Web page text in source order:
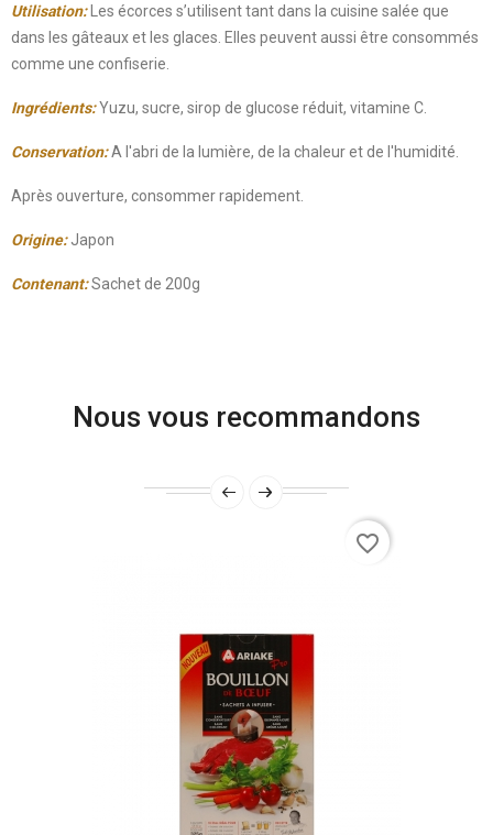
Utilisation:Les écorces s’utilisent tant dans la cuisine salée que
dans les gâteaux et les glaces. Elles peuvent aussi être consommés
comme une confiserie.
Ingrédients:Yuzu, sucre, sirop de glucose réduit, vitamine C.
Conservation:A l'abri de la lumière, de la chaleur et de l'humidité.
Après ouverture, consommer rapidement.
Origine:Japon
Contenant:Sachet de 200g
Nous vous recommandons
favorite_border